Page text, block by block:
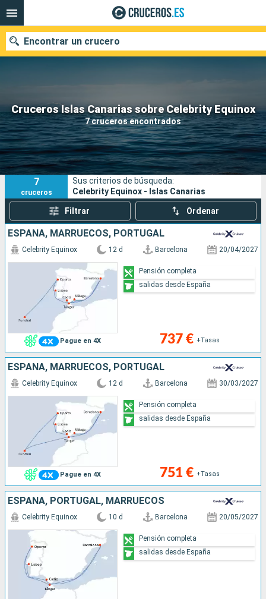
Cruceros Islas Canarias sobre Celebrity Equinox
7 cruceros encontrados
Encontrar un crucero
Nuestros destinos
Fecha de salida
Puertos Compañías
Buscar
7
cruceros
Sus criterios de búsqueda:
Celebrity Equinox - Islas Canarias
Filtrar Ordenar
ESPAÑA, MARRUECOS, PORTUGAL
Pague en 4X
Celebrity Equinox 12 d Barcelona 20/04/2027
737 € +Tasas
Pensión completa
salidas desde España
ESPAÑA, MARRUECOS, PORTUGAL
Pague en 4X
Celebrity Equinox 12 d Barcelona 30/03/2027
751 € +Tasas
Pensión completa
salidas desde España
ESPAÑA, PORTUGAL, MARRUECOS
Celebrity Equinox 10 d Barcelona 20/05/2027
Pensión completa
salidas desde España